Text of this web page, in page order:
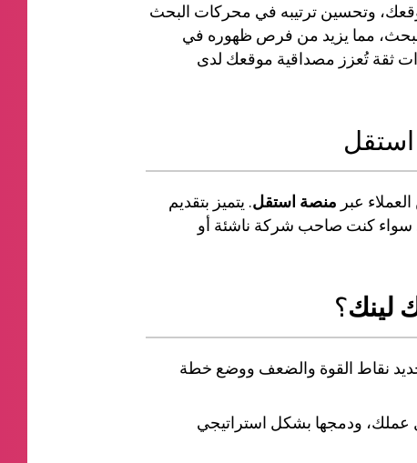
وتحسين ترتيبه في محركات البحث
البحث، مما يزيد من فرص ظهوره في
ثقة تُعزز مصداقية موقعك لدى
عبر منصة استقل. يتميز بتقديم
سواء كنت صاحب شركة ناشئة أو
لينك؟
نقاط القوة والضعف ووضع خطة
عملك، ودمجها بشكل استراتيجي